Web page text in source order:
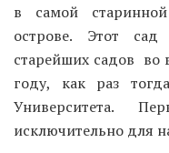
в самой
острове. Этот
старейших садов во
году, как раз
Университета.
исключительно для